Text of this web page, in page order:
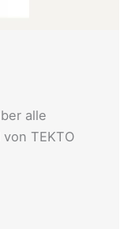
alle
TEKTO